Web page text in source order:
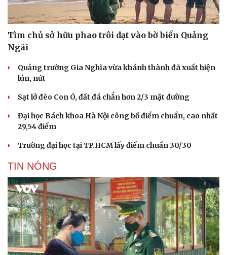
Tìm chủ sở hữu phao trôi dạt vào bờ biển Quảng
Ngãi
Quảng trường Gia Nghĩa vừa khánh thành đã xuất hiện
lún, nứt
Sạt lở đèo Con Ó, đất đá chắn hơn 2/3 mặt đường
Đại học Bách khoa Hà Nội công bố điểm chuẩn, cao nhất
29,54 điểm
Trường đại học tại TP.HCM lấy điểm chuẩn 30/30
TIN NÓNG